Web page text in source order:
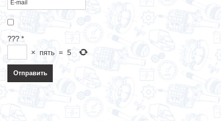
??? *
× пять = 5